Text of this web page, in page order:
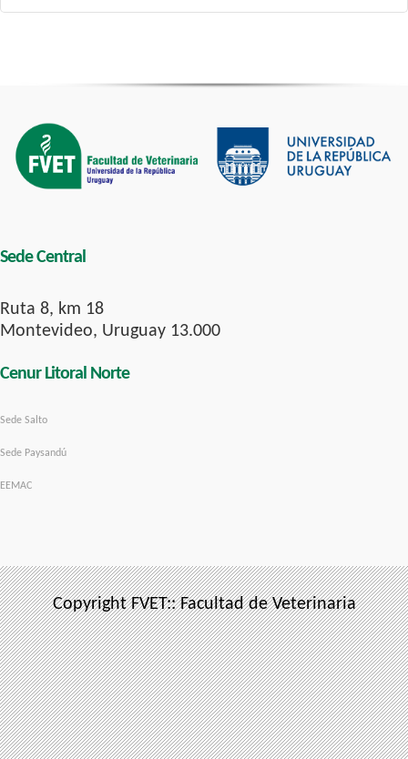
Sede Central
Ruta 8, km 18
Montevideo, Uruguay 13.000
Cenur Litoral Norte
Sede Salto
Sede Paysandú
EEMAC
Copyright FVET:: Facultad de Veterinaria